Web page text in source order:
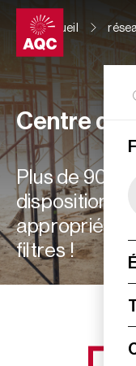
Panneau de gestion
Accueil
Centre de
Plus de 900
disposition :
appropriées
filtres !